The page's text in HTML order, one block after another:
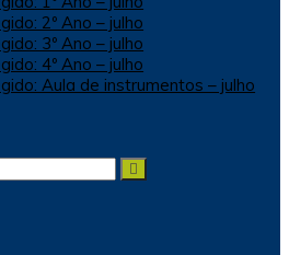
2º Ano – julho
3º Ano – julho
4º Ano – julho
Aula de instrumentos – julho
Search